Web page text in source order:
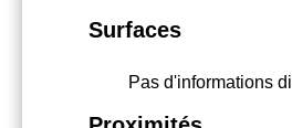
Surfaces
Pas d'informations